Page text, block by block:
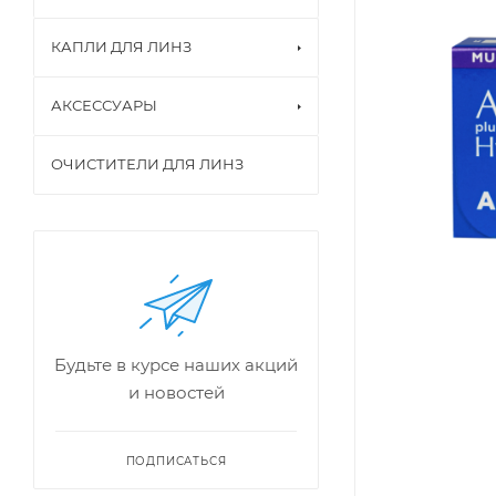
КАПЛИ ДЛЯ ЛИНЗ
АКСЕССУАРЫ
ОЧИСТИТЕЛИ ДЛЯ ЛИНЗ
Будьте в курсе наших акций
и новостей
ПОДПИСАТЬСЯ